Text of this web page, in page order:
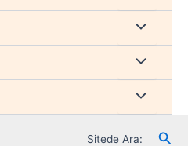
düğmesi
Menu
düğmesi
Menu
düğmesi
Menu
düğmesi
Sitede Ara: